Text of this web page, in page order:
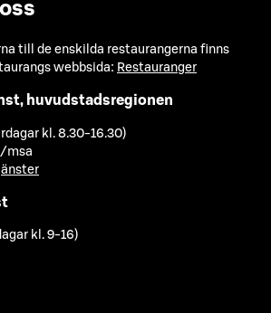
till de enskilda restaurangerna finns
webbsida: Restauranger
huvudstadsregionen
kl. 8.30-16.30)
msa
kl. 9-16)